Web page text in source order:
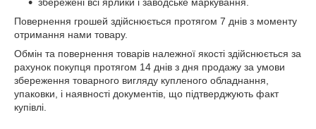
Повернення грошей здійснюється протягом 7 днів з моменту
отримання нами товару.
Обмін та повернення товарів належної якості здійснюється за
рахунок покупця протягом 14 днів з дня продажу за умови
збереження товарного вигляду купленого обладнання,
упаковки, і наявності документів, що підтверджують факт
купівлі.